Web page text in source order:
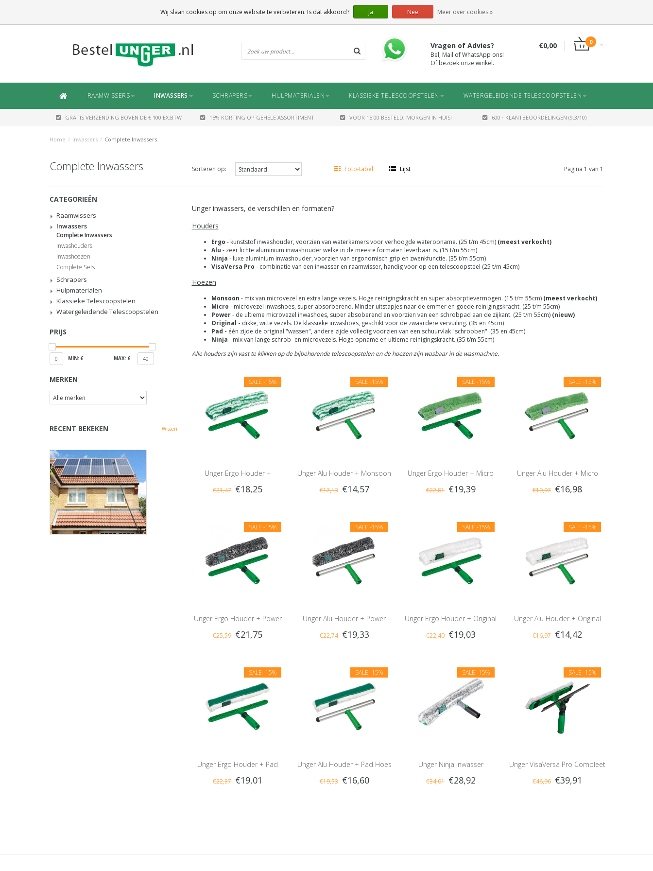
Vragen of Advies?
Bel, Mail of WhatsApp ons!
Of bezoek onze winkel.
€0,00 0
RAAMWISSERS INWASSERS SCHRAPERS HULPMATERIALEN KLASSIEKE TELESCOOPSTELEN WATERGELEIDENDE TELESCOOPSTELEN
GRATIS VERZENDING BOVEN DE € 100 EX.BTW 15% KORTING OP GEHELE ASSORTIMENT VOOR 15:00 BESTELD, MORGEN IN HUIS! 600+ KLANTBEOORDELINGEN (9.3/10)
Home / Inwassers / Complete Inwassers
Complete Inwassers Sorteren op: Foto-tabel Lijst Pagina 1 van 1
CATEGORIEËN
Raamwissers
Inwassers
Complete Inwassers
Inwashouders
Inwashoezen
Complete Sets
Schrapers
Hulpmaterialen
Klassieke Telescoopstelen
Watergeleidende Telescoopstelen
PRIJS
0 MIN: € MAX: € 40
MERKEN
RECENT BEKEKEN Wissen
Unger inwassers, de verschillen en formaten?
Houders
Ergo - kunststof inwashouder, voorzien van waterkamers voor verhoogde wateropname. (25 t/m 45cm) (meest verkocht)
Alu - zeer lichte aluminium inwashouder welke in de meeste formaten leverbaar is. (15 t/m 55cm)
Ninja - luxe aluminium inwashouder, voorzien van ergonomisch grip en zwenkfunctie. (35 t/m 55cm)
VisaVersa Pro - combinatie van een inwasser en raamwisser, handig voor op een telescoopsteel (25 t/m 45cm)
Hoezen
Monsoon - mix van microvezel en extra lange vezels. Hoge reinigingskracht en super absorptievermogen. (15 t/m 55cm) (meest verkocht)
Micro - microvezel inwashoes, super absorberend. Minder uitstapjes naar de emmer en goede reinigingskracht. (25 t/m 55cm)
Power- de ultieme microvezel inwashoes, super absoberend en voorzien van een schrobpad aan de zijkant. (25 t/m 55cm) (nieuw)
Original - dikke, witte vezels. De klassieke inwashoes, geschikt voor de zwaardere vervuiling. (35 en 45cm)
Pad - één zijde de original "wassen", andere zijde volledig voorzien van een schuurvlak "schrobben". (35 en 45cm)
Ninja - mix van lange schrob- en microvezels. Hoge opname en ultieme reinigingskracht. (35 t/m 55cm)
Alle houders zijn vast te klikken op de bijbehorende telescoopstelen en de hoezen zijn wasbaar in de wasmachine.
SALE -15%
Unger Ergo Houder +
Monsoon Hoes
€21,47 €18,25
SALE-15%
Unger Alu Houder + Monsoon
Hoes
€17,13 €14,57
SALE -15%
Unger Ergo Houder + Micro
Hoes
€22,81 €19,39
SALE -15%
Unger Alu Houder + Micro
Hoes
€19,97 €16,98
SALE -15%
Unger Ergo Houder + Power
Hoes
€25,59 €21,75
SALE-15%
Unger Alu Houder + Power
Hoes
€22,74 €19,33
SALE -15%
Unger Ergo Houder + Original
Hoes
€22,40 €19,03
SALE -15%
Unger Alu Houder + Original
Hoes
€16,97 €14,42
SALE -15%
Unger Ergo Houder + Pad
Hoes
€22,37 €19,01
SALE-15%
Unger Alu Houder + Pad Hoes
€19,53 €16,60
SALE -15%
Unger Ninja Inwasser
Compleet
€34,01 €28,92
SALE -15%
Unger VisaVersa Pro Compleet
€46,96 €39,91
Wij slaan cookies op om onze website te verbeteren. Is dat akkoord? Ja Nee Meer over cookies »